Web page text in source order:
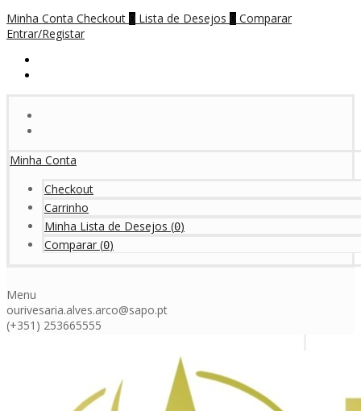
Minha Conta Checkout 0 Lista de Desejos 0 Comparar
Entrar/Registar
Minha Conta
Checkout
Carrinho
Minha Lista de Desejos (0)
Comparar (0)
Menu
ourivesaria.alves.arco@sapo.pt
(+351) 253665555